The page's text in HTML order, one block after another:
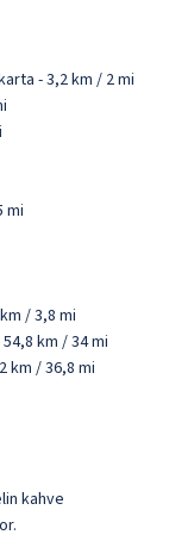
- 3,2 km / 2 mi
mi
/ 3,8 mi
km / 34 mi
km / 36,8 mi
kahve